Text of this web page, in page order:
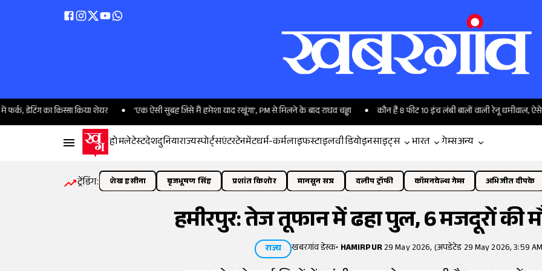
का किस्सा किया शेयर 'एक ऐसी सुबह जिसे मैं हमेशा याद रखूंगा', PM से मिलने के बाद राघव चड्ढा कौन हैं 8 फीट 10 इंच लंबी बालों वाली रेनू धमीवाल, ऐसे बनाया
होमलेटेस्टदेशदुनियाराज्यस्पोर्ट्सएंटरटेनमेंटधर्म-कर्मलाइफस्टाइलवीडियोइनसाइट्स भारत गेम्सअन्य
ट्रेंडिंग: शेख हसीना बृजभूषण सिंह प्रशांत किशोर मानसून सत्र दलीप ट्रॉफी कॉमनवेल्थ गेम्स अभिजीत दीपके
हमीरपुर: तेज तूफान में ढहा पुल, 6 मजदूरों
राज्य खबरगांव डेस्क• HAMIRPUR29 May 2026, (अपडेटेड 29 May 2026, 3:59